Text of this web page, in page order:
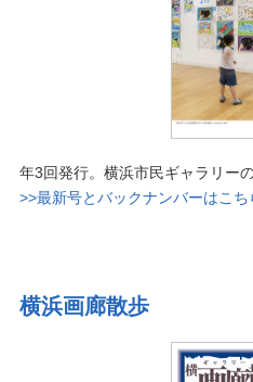
年3回発行。横浜市民ギャラリー
>>最新号とバックナンバーはこち
横浜画廊散歩